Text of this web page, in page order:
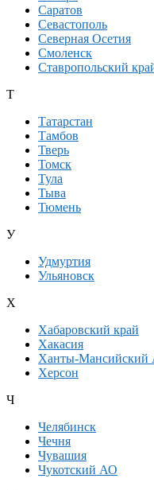
Саратов
Севастополь
Северная Осетия
Смоленск
Ставропольский
Т
Татарстан
Тамбов
Тверь
Томск
Тула
Тыва
Тюмень
У
Удмуртия
Ульяновск
Х
Хабаровский край
Хакасия
Ханты-Мансийский
Херсон
Ч
Челябинск
Чечня
Чувашия
Чукотский АО